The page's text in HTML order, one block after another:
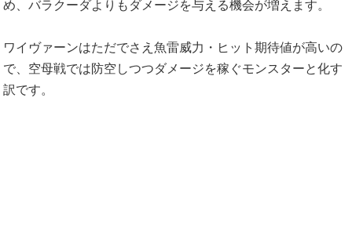
め、バラクーダよりもダメージを与える機会が増えます。
ワイヴァーンはただでさえ魚雷威力・ヒット期待値が高いの
で、空母戦では防空しつつダメージを稼ぐモンスターと化す
訳です。